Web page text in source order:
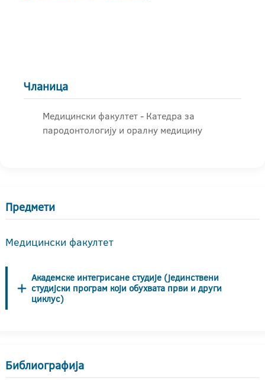
Чланица
Медицински факултет - Катедра за
пародонтологију и оралну медицину
Предмети
Медицински факултет
Академске интегрисане студије (јединствени
студијски програм који обухвата први и други
циклус)
Библиографија